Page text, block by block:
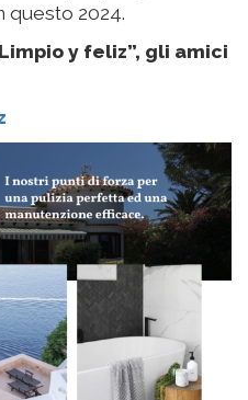
questo 2024.
y feliz”, gli amici